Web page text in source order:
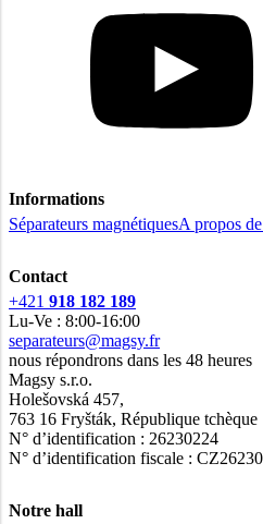
Informations
Séparateurs magnétiquesA propos
Contact
+421 918 182 189
Lu-Ve : 8:00-16:00
separateurs@magsy.fr
nous répondrons dans les 48 heures
Magsy s.r.o.
Holešovská 457,
763 16 Fryšták, République tchèque
N° d’identification : 26230224
N° d’identification fiscale :
Notre hall